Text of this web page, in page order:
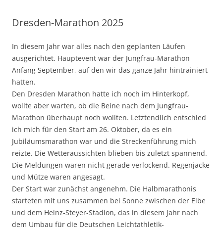
Dresden-Marathon 2025
In diesem Jahr war alles nach den geplanten Läufen
ausgerichtet. Hauptevent war der Jungfrau-Marathon
Anfang September, auf den wir das ganze Jahr hintrainiert
hatten.
Den Dresden Marathon hatte ich noch im Hinterkopf,
wollte aber warten, ob die Beine nach dem Jungfrau-
Marathon überhaupt noch wollten. Letztendlich entschied
ich mich für den Start am 26. Oktober, da es ein
Jubiläumsmarathon war und die Streckenführung mich
reizte. Die Wetteraussichten blieben bis zuletzt spannend.
Die Meldungen waren nicht gerade verlockend. Regenjacke
und Mütze waren angesagt.
Der Start war zunächst angenehm. Die Halbmarathonis
starteten mit uns zusammen bei Sonne zwischen der Elbe
und dem Heinz-Steyer-Stadion, das in diesem Jahr nach
dem Umbau für die Deutschen Leichtathletik-